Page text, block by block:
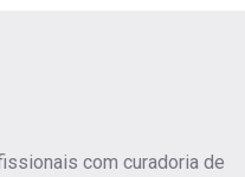
com curadoria de